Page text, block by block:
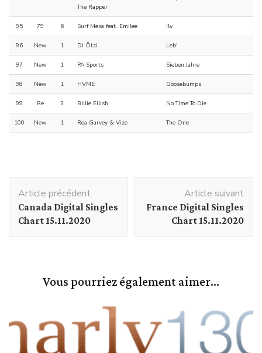
The Rapper
95 79 6 Surf Mesa feat. Emilee Ily
96 New 1 DJ Ötzi Leb!
97 New 1 PA Sports Sieben Jahre
98 New 1 HVME Goosebumps
99 Re 3 Billie Eilish No Time To Die
100 New 1 Rea Garvey & Vize The One
d'article
Article précédent
Canada Digital Singles
Chart 15.11.2020
Article suivant
France Digital Singles
Chart 15.11.2020
Vous pourriez également aimer...